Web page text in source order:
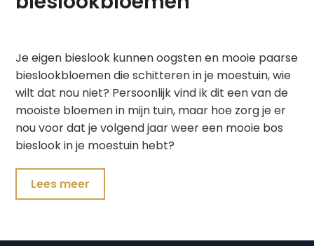
Je eigen bieslook kunnen oogsten en mooie paarse
bieslookbloemen die schitteren in je moestuin, wie
wilt dat nou niet? Persoonlijk vind ik dit een van de
mooiste bloemen in mijn tuin, maar hoe zorg je er
nou voor dat je volgend jaar weer een mooie bos
bieslook in je moestuin hebt?
Lees meer